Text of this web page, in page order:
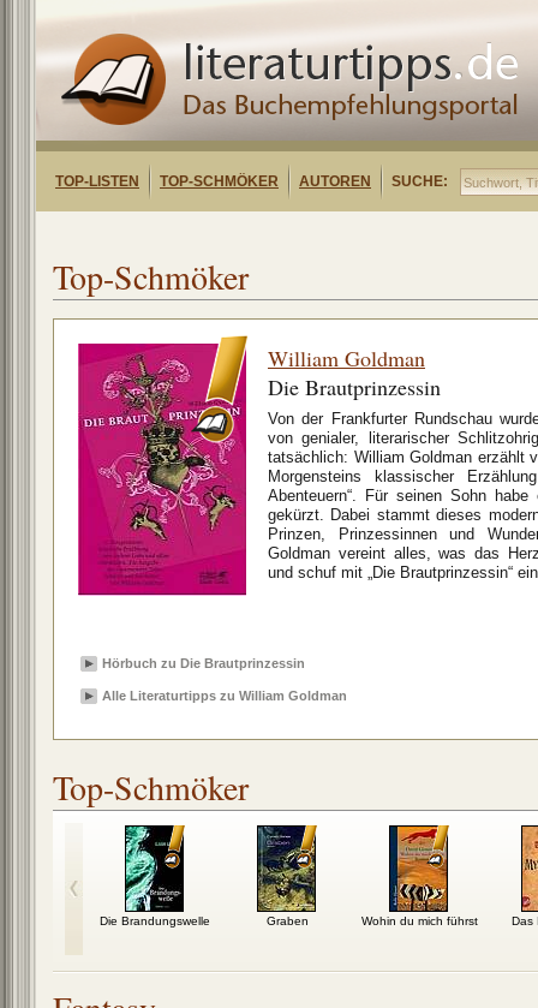
TOP-LISTEN TOP-SCHMÖKER AUTOREN SUCHE:
Top-Schmöker
William Goldman
Die Brautprinzessin
Von der Frankfurter Rundschau
von genialer, literarischer
tatsächlich: William Goldman erzählt
Morgensteins klassischer
Abenteuern“. Für seinen Sohn
gekürzt. Dabei stammt dieses
Prinzen, Prinzessinnen und
Goldman vereint alles, was das
und schuf mit „Die Brautprinzessin“
Hörbuch zu Die Brautprinzessin
Alle Literaturtipps zu William Goldman
Top-Schmöker
Die Brandungswelle Graben Wohin du mich führst Das